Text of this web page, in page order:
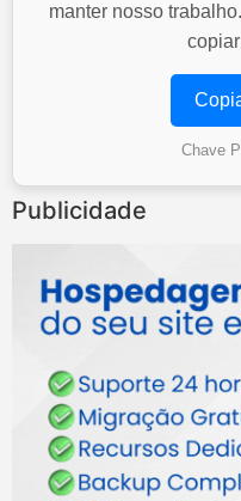
manter nosso
Chave
Publicidade